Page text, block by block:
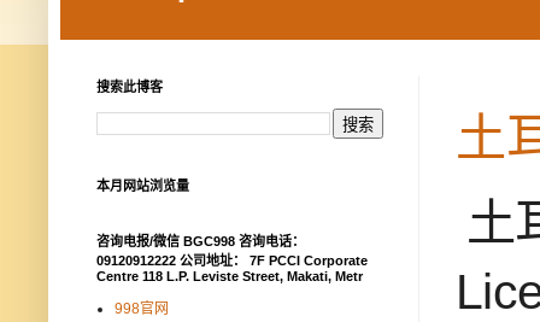
土
土
搜索此博客
本月网站浏览量
咨询电报/微信 BGC998 咨询电话：
09120912222 公司地址： 7F PCCI Corporate
Centre 118 L.P. Leviste Street, Makati, Metr
998官网